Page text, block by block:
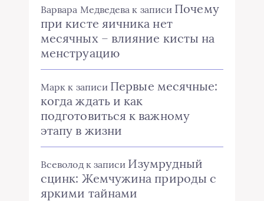
Варвара Медведева к записи Почему
при кисте яичника нет
месячных – влияние кисты на
менструацию
Марк к записи Первые месячные:
когда ждать и как
подготовиться к важному
этапу в жизни
Всеволодк записи Изумрудный
сцинк: Жемчужина природы с
яркими тайнами